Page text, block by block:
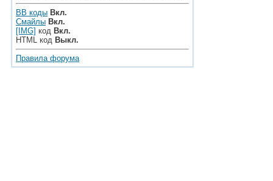
BB коды Вкл.
Смайлы Вкл.
[IMG] код Вкл.
HTML код Выкл.
Правила форума